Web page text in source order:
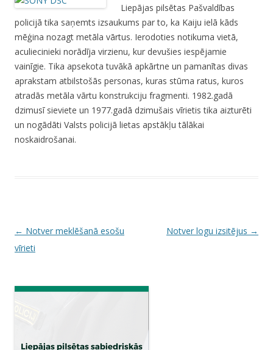
Liepājas pilsētas Pašvaldības
policijā tika saņemts izsaukums par to, ka Kaiju ielā kāds
mēģina nozagt metāla vārtus. Ierodoties notikuma vietā,
aculiecinieki norādīja virzienu, kur devušies iespējamie
vainīgie. Tika apsekota tuvākā apkārtne un pamanītas divas
aprakstam atbilstošās personas, kuras stūma ratus, kuros
atradās metāla vārtu konstrukciju fragmenti. 1982.gadā
dzimusī sieviete un 1977.gadā dzimušais vīrietis tika aizturēti
un nogādāti Valsts policijā lietas apstākļu tālākai
noskaidrošanai.
P
o
← Notver meklēšanā esošu
vīrieti
Notver logu izsitējus →